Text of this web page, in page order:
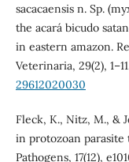
sacacaensis n. Sp.
the acará bicudo
in eastern amazon.
Veterinaria, 29(2),
29612020030
Fleck, K., Nitz, M., &
in protozoan parasite
Pathogens, 17(12),